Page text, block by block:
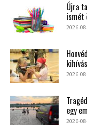
Újra
ismét
2026-
2026-
egy
2026-